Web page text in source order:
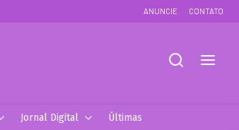
ANUNCIE CONTATO
Jornal Digital Últimas